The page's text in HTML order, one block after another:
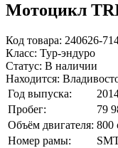
Мотоцикл
Код товара: 240626-
Класс: Тур-эндуро
Статус: В наличии
Находится:
Год выпуска:
Пробег:
79
Объём двигателя: 800
Номер рамы: